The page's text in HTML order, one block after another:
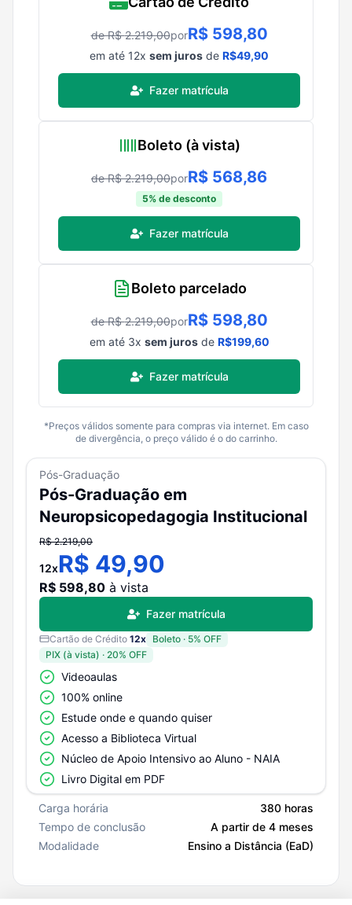
de R$2.219,00porR$ 598,80
em até 12x sem juros de R$49,90
Fazer matrícula
Boleto (à vista)
de R$2.219,00porR$ 568,86
5% de desconto
Fazer matrícula
Boleto parcelado
de R$2.219,00porR$ 598,80
em até 3x sem jurosde R$199,60
Fazer matrícula
*Preços válidos somente para compras via internet. Em caso
de divergência, o preço válido é o do carrinho.
Pós-Graduação
Pós-Graduação em
Neuropsicopedagogia Institucional
R$2.219,00
12xR$ 49,90
R$ 598,80 à vista
Fazer matrícula
Cartão de Crédito 12x Boleto · 5% OFF
PIX (à vista) · 20% OFF
Videoaulas
100% online
Estude onde e quando quiser
Acesso a Biblioteca Virtual
Núcleo de Apoio Intensivo ao Aluno - NAIA
Livro Digital em PDF
Carga horária
380 horas
Tempo de conclusão
A partir de 4 meses
Modalidade
Ensino a Distância (EaD)